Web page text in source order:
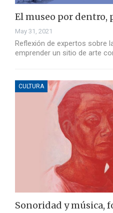
El museo por dentro,
May 31, 2021
Reflexión de expertos sobre
emprender un sitio de arte
CULTURA
Sonoridad y música,